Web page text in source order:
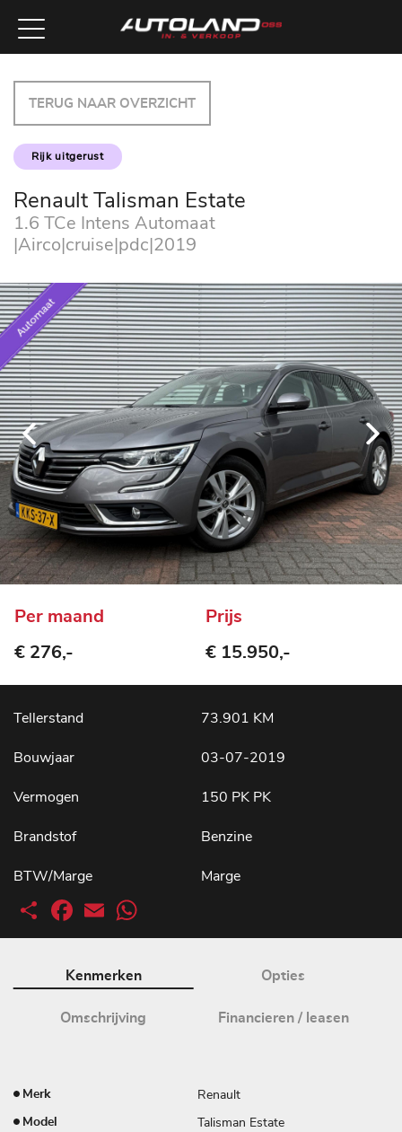
Rijk uitgerust
Renault Talisman Estate
1.6 TCe Intens Automaat
|Airco|cruise|pdc|2019
TERUG NAAR OVERZICHT
Per maand
€ 276,-
Prijs
€ 15.950,-
Tellerstand
73.901 KM
Bouwjaar
03-07-2019
Vermogen
150 PK PK
Brandstof
Benzine
BTW/Marge
Marge
Deel Facebook
Email
Kenmerken Opties
Omschrijving Financieren / leasen
Merk Renault
Model Talisman Estate